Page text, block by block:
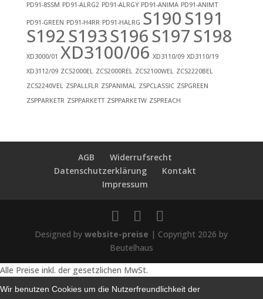
PD91-8SSM PD91-ALRG2 PD91-ALRGY PD91-ANIMA PD91-ANIMT
PD91-GREEN PD91-H4RR PD91-HALRG S190S191
S192S193S196S197S198
XD3000/01 XD3100/06 XD3110/09 XD3110/19
XD3112/09 ZCS2000EL ZCS2000REL ZCS2100WEL ZCS2220BEL
ZCS2240VEL ZSPALLFLR ZSPANIMAL ZSPCLASSIC ZSPGREEN
ZSPPARKETR ZSPPARKETT ZSPPARKETW ZSPREACH
AGB
Widerrufsrecht
Datenschutzerklärung
Kontakt
Impressum
Designed bywebsite-preise | Copyright 2026 by
Beutelhaus
Alle Preise inkl. der gesetzlichen MwSt.
Wir benutzen Cookies um die Nutzerfreundlichkeit der